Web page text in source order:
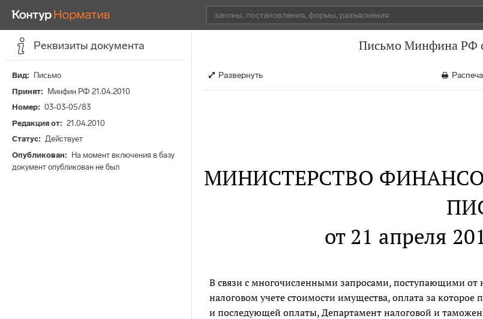
Реквизиты документа
Вид
Письмо
Принят
Минфин РФ 21.04.2010
Номер
03-03-05/83
Редакция от
21.04.2010
Статус
Действует
Опубликован
На момент включения в базу
документ опубликован не был
Письмо Минфина РФ
Развернуть
МИНИСТЕРСТВО
от 21 апреля
В связи с многочисленными запросами, поступающими от
налоговом учете стоимости имущества, оплата за
и последующей оплаты, Департамент налоговой и